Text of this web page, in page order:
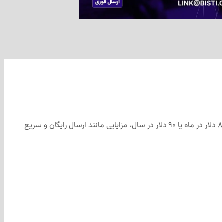
سرویس اشتراکی «وال‌مارت پلاس» برای نخستین بار در کانادا راه‌اندازی شده و جایگزین برنامه «دلیوری پس» شده است. این سرویس با هزینه ۸.۹۷ دلار در ماه یا ۹۰ دلار در سال، مزایایی مانند ارسال رایگان و سریع